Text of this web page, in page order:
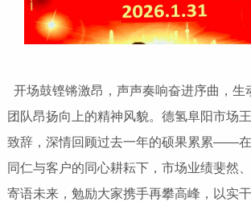
开场鼓铿锵激昂，声声奏响奋进序曲，生
团队昂扬向上的精神风貌。德氢阜阳市场
致辞，深情回顾过去一年的硕果累累——
同仁与客户的同心耕耘下，市场业绩斐然
寄语未来，勉励大家携手再攀高峰，以实